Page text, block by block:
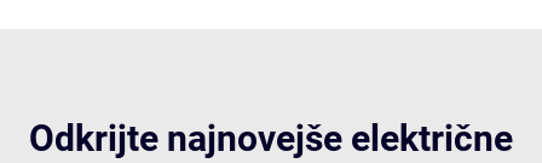
Odkrijte najnovejše električne